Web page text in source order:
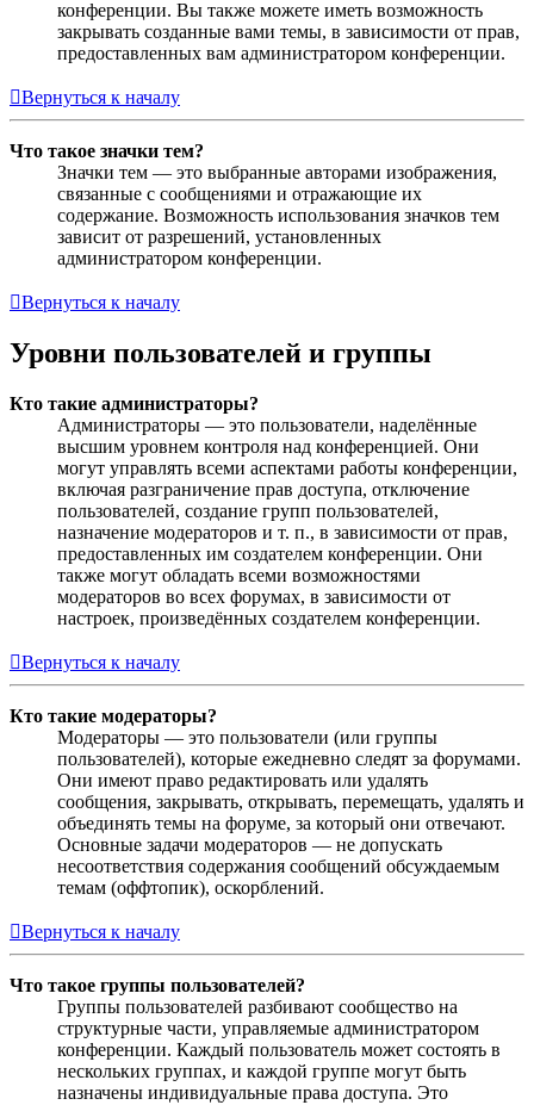
конференции. Вы также можете иметь возможность
закрывать созданные вами темы, в зависимости от прав,
предоставленных вам администратором конференции.
Вернуться к началу
Что такое значки тем?
Значки тем — это выбранные авторами изображения,
связанные с сообщениями и отражающие их
содержание. Возможность использования значков тем
зависит от разрешений, установленных
администратором конференции.
Вернуться к началу
Уровни пользователей и группы
Кто такие администраторы?
Администраторы — это пользователи, наделённые
высшим уровнем контроля над конференцией. Они
могут управлять всеми аспектами работы конференции,
включая разграничение прав доступа, отключение
пользователей, создание групп пользователей,
назначение модераторов и т. п., в зависимости от прав,
предоставленных им создателем конференции. Они
также могут обладать всеми возможностями
модераторов во всех форумах, в зависимости от
настроек, произведённых создателем конференции.
Вернуться к началу
Кто такие модераторы?
Модераторы — это пользователи (или группы
пользователей), которые ежедневно следят за форумами.
Они имеют право редактировать или удалять
сообщения, закрывать, открывать, перемещать, удалять и
объединять темы на форуме, за который они отвечают.
Основные задачи модераторов — не допускать
несоответствия содержания сообщений обсуждаемым
темам (оффтопик), оскорблений.
Вернуться к началу
Что такое группы пользователей?
Группы пользователей разбивают сообщество на
структурные части, управляемые администратором
конференции. Каждый пользователь может состоять в
нескольких группах, и каждой группе могут быть
назначены индивидуальные права доступа. Это